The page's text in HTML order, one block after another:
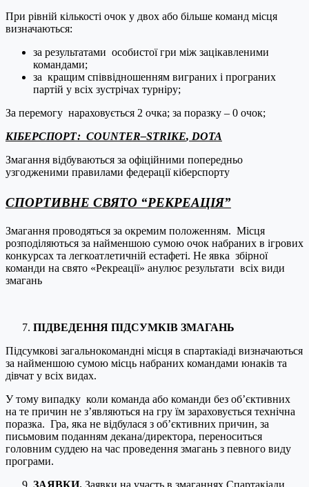
При рівній кількості очок у двох або більше команд місця
визначаються:
за результатами особистої гри між зацікавленими
командами;
за кращим співвідношенням виграних і програних
партій у всіх зустрічах турніру;
За перемогу нараховується 2 очка; за поразку – 0 очок;
КІБЕРСПОРТ: COUNTER–STRIKE, DOTA
Змагання відбуваються за офіційними попередньо
узгодженими правилами федерації кіберспорту
СПОРТИВНЕ СВЯТО “РЕКРЕАЦІЯ”
Змагання проводяться за окремим положенням. Місця
розподіляються за найменшою сумою очок набраних в ігрових
конкурсах та легкоатлетичній естафеті. Не явка збірної
команди на свято «Рекреації» анулює результати всіх види
змагань
ПІДВЕДЕННЯ ПІДСУМКІВ ЗМАГАНЬ
Підсумкові загальнокомандні місця в спартакіаді визначаються
за найменшою сумою місць набраних командами юнаків та
дівчат у всіх видах.
У тому випадку коли команда або команди без об’єктивних
на те причин не з’являються на гру їм зараховується технічна
поразка. Гра, яка не відбулася з об’єктивних причин, за
письмовим поданням декана/директора, переноситься
головним суддею на час проведення змагань з певного виду
програми.
ЗАЯВКИ. Заявки на участь в змаганнях Спартакіади